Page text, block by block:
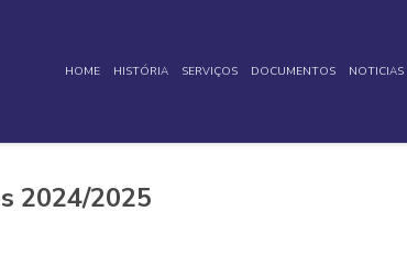
HOME HISTÓRIA SERVIÇOS DOCUMENTOS NOTICIAS
2024/2025